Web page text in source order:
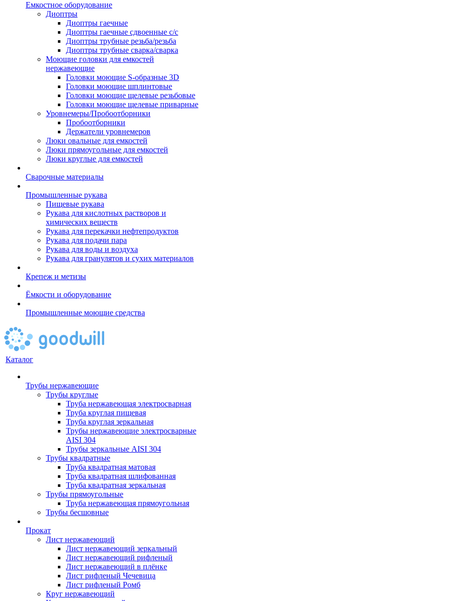
Емкостное оборудование
Диоптры
Диоптры гаечные
Диоптры гаечные сдвоенные c/c
Диоптры трубные резьба/резьба
Диоптры трубные сварка/сварка
Моющие головки для емкостей
нержавеющие
Головки моющие S-образные 3D
Головки моющие шплинтовые
Головки моющие щелевые резьбовые
Головки моющие щелевые приварные
Уровнемеры/Пробоотборники
Пробоотборники
Держатели уровнемеров
Люки овальные для емкостей
Люки прямоугольные для емкостей
Люки круглые для емкостей
Сварочные материалы
Промышленные рукава
Пищевые рукава
Рукава для кислотных растворов и
химических веществ
Рукава для перекачки нефтепродуктов
Рукава для подачи пара
Рукава для воды и воздуха
Рукава для гранулятов и сухих материалов
Крепеж и метизы
Ёмкости и оборудование
Промышленные моющие средства
Каталог
Трубы нержавеющие
Трубы круглые
Труба нержавеющая электросварная
Труба круглая пищевая
Труба круглая зеркальная
Трубы нержавеющие электросварные
AISI 304
Трубы зеркальные AISI 304
Трубы квадратные
Труба квадратная матовая
Труба квадратная шлифованная
Труба квадратная зеркальная
Трубы прямоугольные
Труба нержавеющая прямоугольная
Трубы бесшовные
Прокат
Лист нержавеющий
Лист нержавеющий зеркальный
Лист нержавеющий рифленый
Лист нержавеющий в плёнке
Лист рифленый Чечевица
Лист рифленый Ромб
Круг нержавеющий